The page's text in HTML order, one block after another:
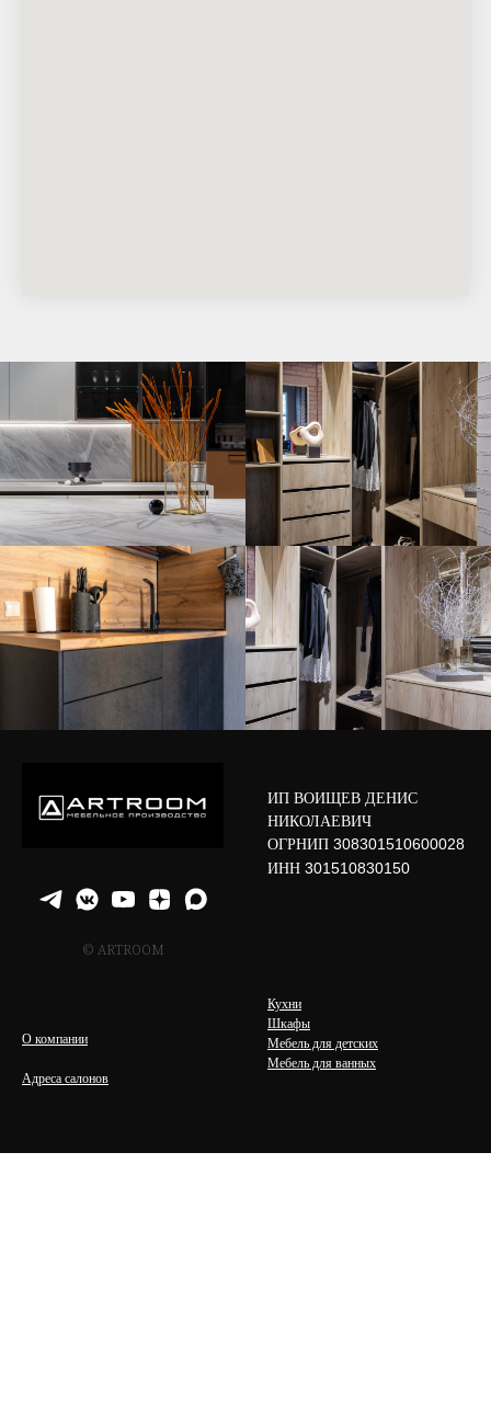
© ARTROOM
ИП ВОИЩЕВ ДЕНИС
НИКОЛАЕВИЧ
ОГРНИП 308301510600028
ИНН 301510830150
О компании
Адреса салонов
Кухни
Шкафы
Мебель для детских
Мебель для ванных